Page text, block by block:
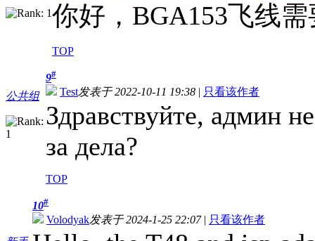
你好，BGA153飞线
TOP
公共组
9#
Test发表于 2022-10-11 19:38 | 只看该作者
Здравствуйте, админ
за дела?
TOP
10#
Volodyak发表于 2024-1-25 22:07| 只看该作者